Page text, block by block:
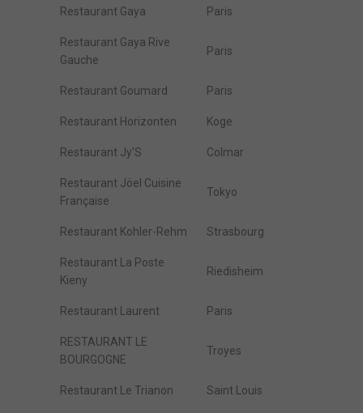
Restaurant Gaya Paris
Restaurant Gaya Rive
Gauche
Paris
Restaurant Goumard Paris
Restaurant Horizonten Koge
Restaurant Jy'S Colmar
Restaurant Jöel Cuisine
Française
Tokyo
Restaurant Kohler-Rehm Strasbourg
Restaurant La Poste
Kieny
Riedisheim
Restaurant Laurent Paris
RESTAURANT LE
BOURGOGNE
Troyes
Restaurant Le Trianon Saint Louis